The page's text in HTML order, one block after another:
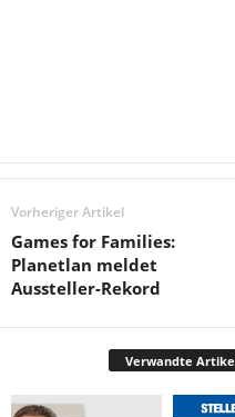
Vorheriger Artikel
Games for Families:
Planetlan meldet
Aussteller-Rekord
Verwandte